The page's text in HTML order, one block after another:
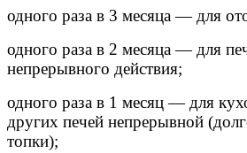
одного раза в 3 месяца — для
одного раза в 2 месяца — для
непрерывного действия;
одного раза в 1 месяц — для
других печей непрерывной
топки);